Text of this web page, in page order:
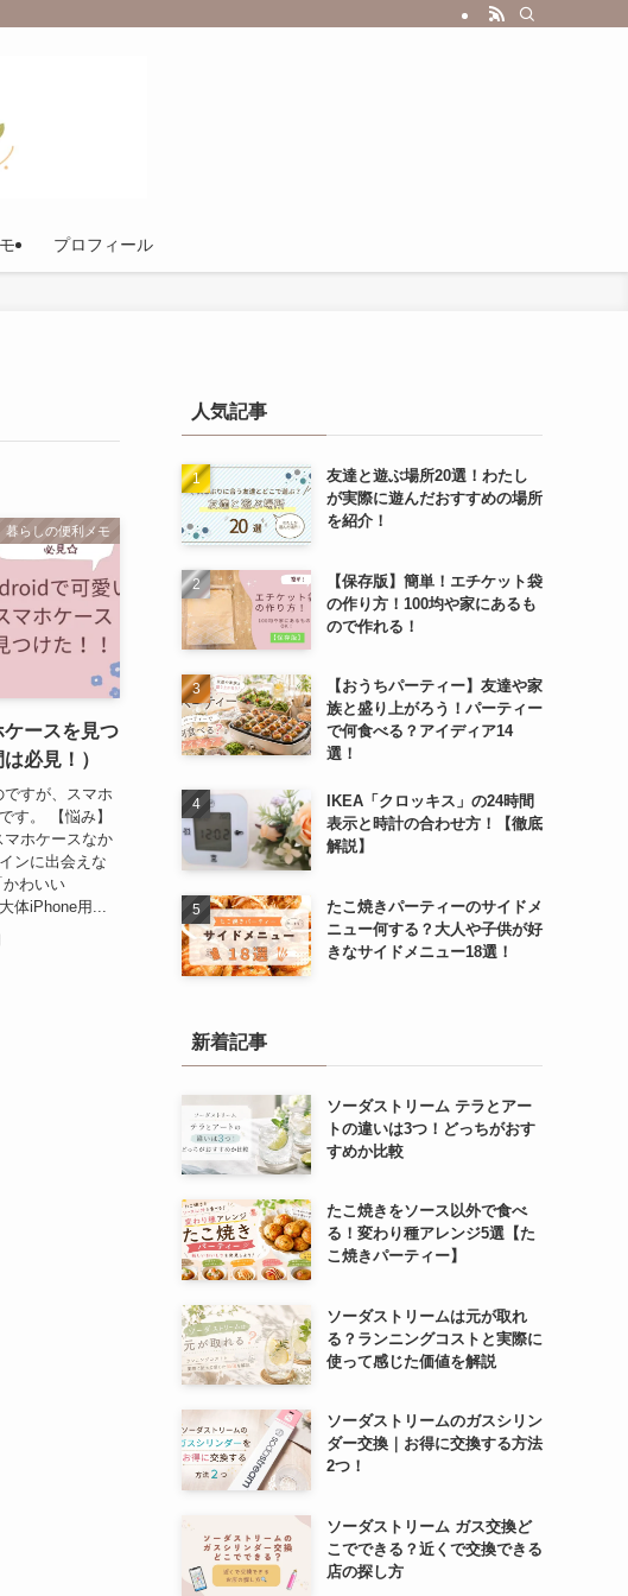
プロフィール
暮らしの便利メモ
ースを見つ
必見！）
すが、スマホ
す。 【悩み】
マホケースなか
ンに出会えな
わいい
体iPhone用...
人気記事
友達と遊ぶ場所20選！わたし
が実際に遊んだおすすめの場所
を紹介！
【保存版】簡単！エチケット袋
の作り方！100均や家にあるも
ので作れる！
【おうちパーティー】友達や家
族と盛り上がろう！パーティー
で何食べる？アイディア14
選！
IKEA「クロッキス」の24時間
表示と時計の合わせ方！【徹底
解説】
たこ焼きパーティーのサイドメ
ニュー何する？大人や子供が好
きなサイドメニュー18選！
新着記事
ソーダストリーム テラとアー
トの違いは3つ！どっちがおす
すめか比較
たこ焼きをソース以外で食べ
る！変わり種アレンジ5選【た
こ焼きパーティー】
ソーダストリームは元が取れ
る？ランニングコストと実際に
使って感じた価値を解説
ソーダストリームのガスシリン
ダー交換｜お得に交換する方法
2つ！
ソーダストリーム ガス交換ど
こでできる？近くで交換できる
店の探し方